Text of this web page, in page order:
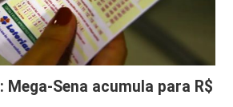
Mega-Sena acumula para R$